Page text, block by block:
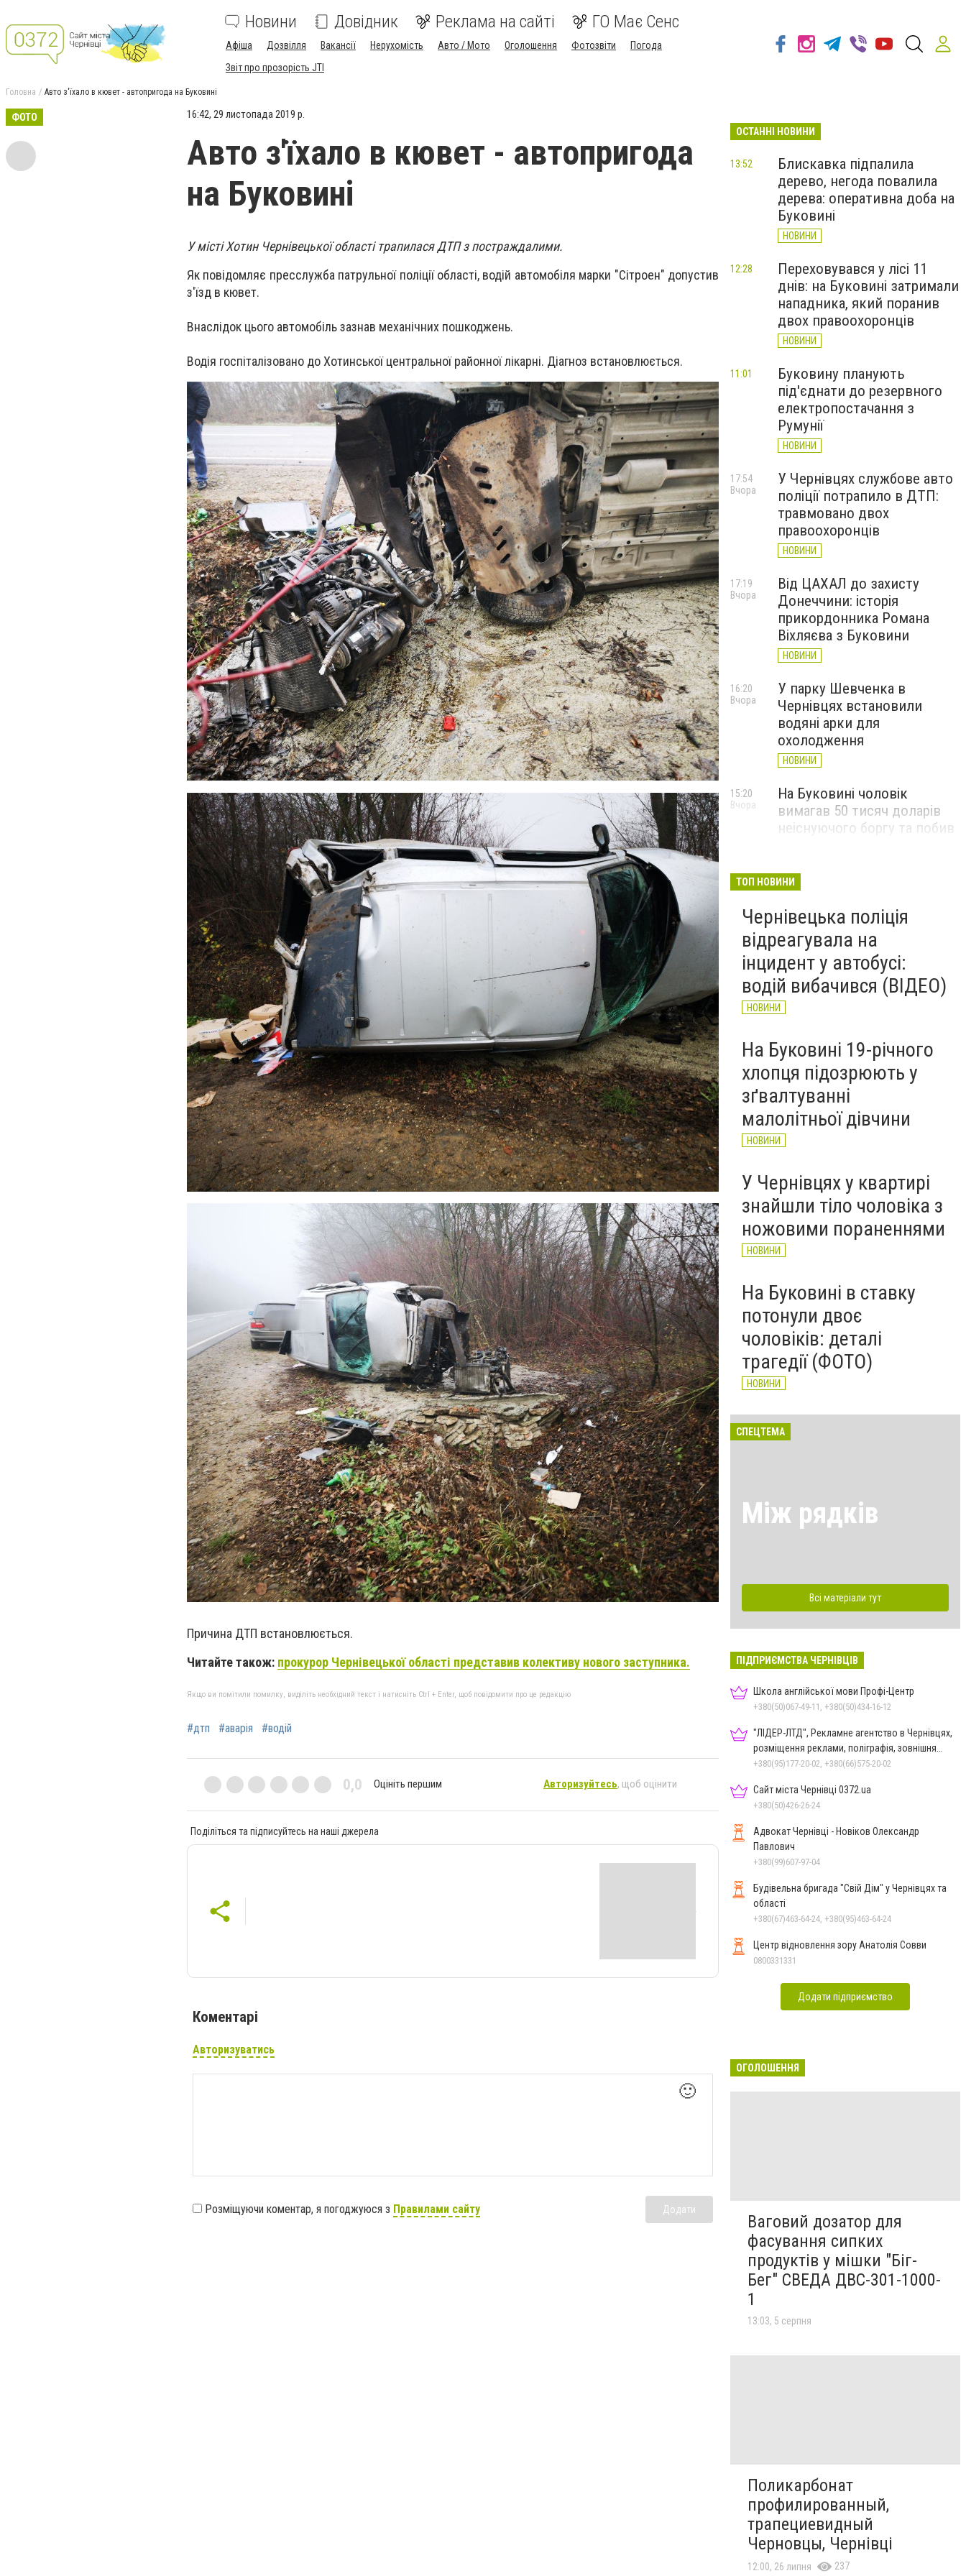
Новини Довідник Реклама на сайті ГО Має Сенс
Афіша Дозвілля Вакансії Нерухомість Авто / Мото Оголошення Фотозвіти
Погода
Звіт про прозорість JTI
Головна Авто з'їхало в кювет - автопригода на Буковині
ФОТО 16:42, 29 листопада 2019 р.
Авто з'їхало в кювет - автопригода
на Буковині
У місті Хотин Чернівецької області трапилася ДТП з постраждалими.
Як повідомляє пресслужба патрульної поліції області, водій автомобіля марки "Сітроен" допустив
з'їзд в кювет.
Внаслідок цього автомобіль зазнав механічних пошкоджень.
Водія госпіталізовано до Хотинської центральної районної лікарні. Діагноз встановлюється.
Причина ДТП встановлюється.
Читайте також: прокурор Чернівецької області представив колективу нового заступника.
Якщо ви помітили помилку, виділіть необхідний текст і натисніть Ctrl + Enter, щоб повідомити про це редакцію
#дтп #аварія #водій
0,0 Оцініть першим Авторизуйтесь, щоб оцінити
Поділіться та підписуйтесь на наші джерела
Коментарі
Авторизуватись
🙂
Розміщуючи коментар, я погоджуюся з Правилами сайту Додати
ОСТАННІ НОВИНИ
Блискавка підпалила
дерево, негода повалила
дерева: оперативна доба на
Буковині
НОВИНИ
13:52
Переховувався у лісі 11
днів: на Буковині затримали
нападника, який поранив
двох правоохоронців
НОВИНИ
12:28
Буковину планують
під'єднати до резервного
електропостачання з
Румунії
НОВИНИ
11:01
У Чернівцях службове авто
поліції потрапило в ДТП:
травмовано двох
правоохоронців
НОВИНИ
17:54
Вчора
Від ЦАХАЛ до захисту
Донеччини: історія
прикордонника Романа
Віхляєва з Буковини
НОВИНИ
17:19
Вчора
У парку Шевченка в
Чернівцях встановили
водяні арки для
охолодження
НОВИНИ
16:20
Вчора
На Буковині чоловік
вимагав 50 тисяч доларів
неіснуючого боргу та побив
15:20
Вчора
повалене дерево і
порятунок собаки: як
минула доба для
рятувальників Буковини
НОВИНИ
Вчора
ТОП НОВИНИ
Чернівецька поліція
відреагувала на
інцидент у автобусі:
водій вибачився (ВІДЕО)
НОВИНИ
На Буковині 19-річного
хлопця підозрюють у
зґвалтуванні
малолітньої дівчини
НОВИНИ
У Чернівцях у квартирі
знайшли тіло чоловіка з
ножовими пораненнями
НОВИНИ
На Буковині в ставку
потонули двоє
чоловіків: деталі
трагедії (ФОТО)
НОВИНИ
СПЕЦТЕМА
Між рядків
Всі матеріали тут
ПІДПРИЄМСТВА ЧЕРНІВЦІВ
Школа англійської мови Профі-Центр
+380(50)067-49-11, +380(50)434-16-12
"ЛІДЕР-ЛТД", Рекламне агентство в Чернівцях,
розміщення реклами, поліграфія, зовнішня
реклама
+380(95)177-20-02, +380(66)575-20-02
Сайт міста Чернівці 0372.ua
+380(50)426-26-24
Адвокат Чернівці - Новіков Олександр
Павлович
+380(99)607-97-04
Будівельна бригада "Свій Дім" у Чернівцях та
області
+380(67)463-64-24, +380(95)463-64-24
Центр відновлення зору Анатолія Совви
0800331331
Додати підприємство
ОГОЛОШЕННЯ
Ваговий дозатор для
фасування сипких
продуктів у мішки "Біг-
Бег" СВЕДА ДВС-301-1000-
1
13:03, 5 серпня
Поликарбонат
профилированный,
трапециевидный
Черновцы, Чернівці
12:00, 26 липня 237